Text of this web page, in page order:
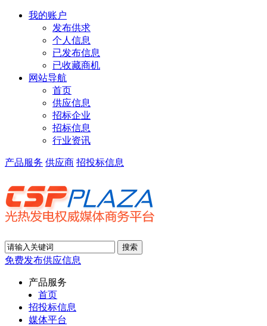
我的账户
发布供求
个人信息
已发布信息
已收藏商机
网站导航
首页
供应信息
招标企业
招标信息
行业资讯
产品服务 供应商 招投标信息
免费发布供应信息
产品服务
首页
招投标信息
媒体平台